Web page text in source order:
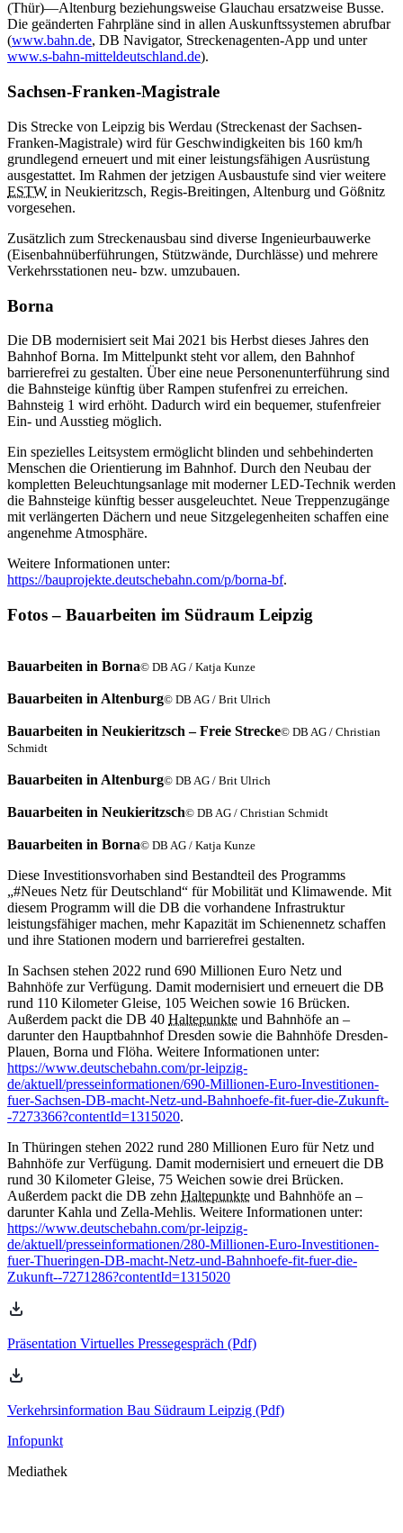
(Thür)―Altenburg beziehungsweise Glauchau ersatzweise Busse.
Die geänderten Fahrpläne sind in allen Auskunftssystemen abrufbar
(www.bahn.de, DB Navigator, Streckenagenten-App und unter
www.s-bahn-mitteldeutschland.de).
Sachsen-Franken-Magistrale
Dis Strecke von Leipzig bis Werdau (Streckenast der Sachsen-
Franken-Magistrale) wird für Geschwindigkeiten bis 160 km/h
grundlegend erneuert und mit einer leistungsfähigen Ausrüstung
ausgestattet. Im Rahmen der jetzigen Ausbaustufe sind vier weitere
ESTW in Neukieritzsch, Regis-Breitingen, Altenburg und Gößnitz
vorgesehen.
Zusätzlich zum Streckenausbau sind diverse Ingenieurbauwerke
(Eisenbahnüberführungen, Stützwände, Durchlässe) und mehrere
Verkehrsstationen neu- bzw. umzubauen.
Borna
Die DB modernisiert seit Mai 2021 bis Herbst dieses Jahres den
Bahnhof Borna. Im Mittelpunkt steht vor allem, den Bahnhof
barrierefrei zu gestalten. Über eine neue Personenunterführung sind
die Bahnsteige künftig über Rampen stufenfrei zu erreichen.
Bahnsteig 1 wird erhöht. Dadurch wird ein bequemer, stufenfreier
Ein- und Ausstieg möglich.
Ein spezielles Leitsystem ermöglicht blinden und sehbehinderten
Menschen die Orientierung im Bahnhof. Durch den Neubau der
kompletten Beleuchtungsanlage mit moderner LED-Technik werden
die Bahnsteige künftig besser ausgeleuchtet. Neue Treppenzugänge
mit verlängerten Dächern und neue Sitzgelegenheiten schaffen eine
angenehme Atmosphäre.
Weitere Informationen unter:
https://bauprojekte.deutschebahn.com/p/borna-bf.
Fotos – Bauarbeiten im Südraum Leipzig
Bauarbeiten in Borna© DB AG / Katja Kunze
Bauarbeiten in Altenburg© DB AG / Brit Ulrich
Bauarbeiten in Neukieritzsch – Freie Strecke© DB AG / Christian
Schmidt
Bauarbeiten in Altenburg© DB AG / Brit Ulrich
Bauarbeiten in Neukieritzsch© DB AG / Christian Schmidt
Bauarbeiten in Borna© DB AG / Katja Kunze
Diese Investitionsvorhaben sind Bestandteil des Programms
„#Neues Netz für Deutschland“ für Mobilität und Klimawende. Mit
diesem Programm will die DB die vorhandene Infrastruktur
leistungsfähiger machen, mehr Kapazität im Schienennetz schaffen
und ihre Stationen modern und barrierefrei gestalten.
In Sachsen stehen 2022 rund 690 Millionen Euro Netz und
Bahnhöfe zur Verfügung. Damit modernisiert und erneuert die DB
rund 110 Kilometer Gleise, 105 Weichen sowie 16 Brücken.
Außerdem packt die DB 40 Haltepunkte und Bahnhöfe an –
darunter den Hauptbahnhof Dresden sowie die Bahnhöfe Dresden-
Plauen, Borna und Flöha. Weitere Informationen unter:
https://www.deutschebahn.com/pr-leipzig-
de/aktuell/presseinformationen/690-Millionen-Euro-Investitionen-
fuer-Sachsen-DB-macht-Netz-und-Bahnhoefe-fit-fuer-die-Zukunft-
-7273366?contentId=1315020.
In Thüringen stehen 2022 rund 280 Millionen Euro für Netz und
Bahnhöfe zur Verfügung. Damit modernisiert und erneuert die DB
rund 30 Kilometer Gleise, 75 Weichen sowie drei Brücken.
Außerdem packt die DB zehn Haltepunkte und Bahnhöfe an –
darunter Kahla und Zella-Mehlis. Weitere Informationen unter:
https://www.deutschebahn.com/pr-leipzig-
de/aktuell/presseinformationen/280-Millionen-Euro-Investitionen-
fuer-Thueringen-DB-macht-Netz-und-Bahnhoefe-fit-fuer-die-
Zukunft--7271286?contentId=1315020
Präsentation Virtuelles Pressegespräch (Pdf)
Verkehrsinformation Bau Südraum Leipzig (Pdf)
Infopunkt
Mediathek